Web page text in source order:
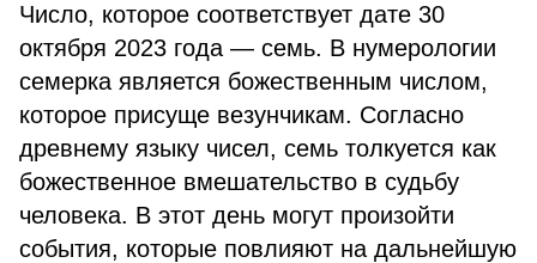
Число, которое соответствует дате 30
октября 2023 года — семь. В нумерологии
семерка является божественным числом,
которое присуще везунчикам. Согласно
древнему языку чисел, семь толкуется как
божественное вмешательство в судьбу
человека. В этот день могут произойти
события, которые повлияют на дальнейшую